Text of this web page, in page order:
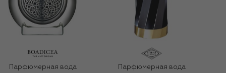
Парфюмерная вода
Парфюмерная вода